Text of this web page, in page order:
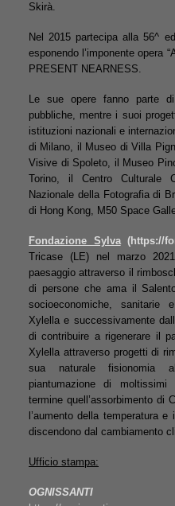
Skirà.
Nel 2015 partecipa alla 56^
esponendo l’imponente opera
PRESENT NEARNESS.
Le sue opere fanno parte
pubbliche, mentre i suoi
istituzioni nazionali e
di Milano, il Museo di Villa
Visive di Spoleto, il Museo
Torino, il Centro Culturale
Nazionale della Fotografia di
di Hong Kong, M50 Space
Fondazione Sylva(https://
Tricase (LE) nel marzo
paesaggio attraverso il
di persone che ama il
socioeconomiche, sanitarie
Xylella e successivamente
di contribuire a rigenerare il
Xylella attraverso progetti di
sua naturale fisionomia
piantumazione di
termine quell’assorbimento di
l’aumento della temperatura
discendono dal cambiamento
Ufficio stampa:
OGNISSANTI